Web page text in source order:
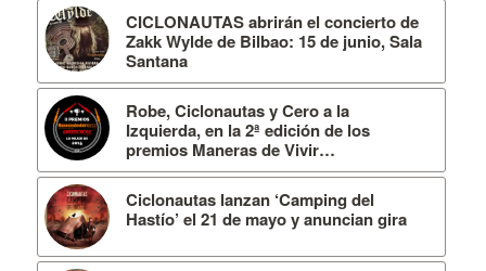
CICLONAUTAS abrirán el concierto de
Zakk Wylde de Bilbao: 15 de junio, Sala
Santana
Robe, Ciclonautas y Cero a la
Izquierda, en la 2ª edición de los
premios Maneras de Vivir…
Ciclonautas lanzan ‘Camping del
Hastío’ el 21 de mayo y anuncian gira